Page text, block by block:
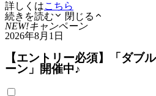
詳しくはこちら
続きを読む
閉じる
NEW!キャンペーン
2026年8月1日
【エントリー必須】「ダブ
ーン」開催中♪